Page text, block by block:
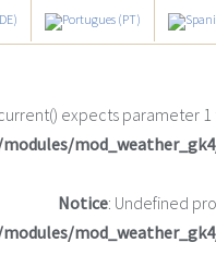
expects parameter
Notice: Undefined